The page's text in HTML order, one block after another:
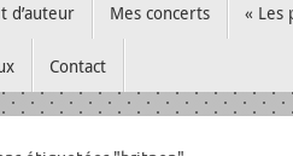
d’auteur Mes concerts « Les
Contact